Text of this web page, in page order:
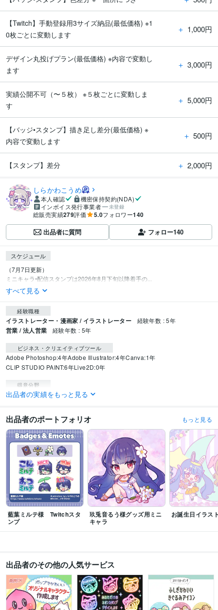
【Twitch】手動登録用3サイズ納品(最低価格) ※1
0枚ごとに変動します
＋ 1,000円
デザイン丸投げプラン(最低価格) ※内容で変動し
ます
＋ 3,000円
実績公開不可（〜５枚） ※５枚ごとに変動しま
す
＋ 5,000円
【バッジ•スタンプ】描き足し差分(最低価格) ※
内容で変動します
＋ 500円
【スタンプ】差分 ＋ 2,000円
しらかわこうめ
本人確認
機密保持契約(NDA)
インボイス発行事業者
未登録
総販売実績279評価 5.0フォロワー140
出品者に質問 フォロー140
スケジュール
（7月7日更新）
ミニキャラ•配信スタンプは2026年8月下旬以降着手の...
すべて見る
経験職種
イラストレーター・漫画家 / イラストレーター 経験年数 : 5年
営業 / 法人営業 経験年数 : 5年
ビジネス・クリエイティブツール
Adobe Photoshop:4年Adobe Illustrator:4年Canva:1年
CLIP STUDIO PAINT:6年Live2D:0年
得意分野
イラスト作成・漫画制作 ミニキャラ作成
SDキャラ
デフォルメキャラ ビジネス
出品者の実績をもっと見る
出品者のポートフォリオ もっと見る
藍葉ミルテ様 Twitchスタ
ンプ
玖兎音るう様グッズ用ミニ
キャラ
お誕生日イラス
出品者のその他の人気サービス